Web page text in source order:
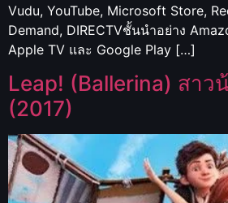
Vudu, YouTube, Microsoft Store,
Demand, DIRECTVชั้นนำอย่าง
Apple TV และ Google Play […]
Leap! (Ballerina) สาว
(2017)